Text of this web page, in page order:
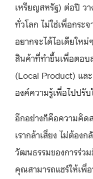
เหรียญสหรัฐ) ต่อปี ว
ทั่วโลก ไม่ใช่เพื่อกระ
อยากจะได้ไอเดียให
สินค้าที่ทำขึ้นเพื่อตอบ
(Local Product) และ
องค์ความรู้เพื่อไปปรั
อีกอย่างก็คือความคิด
เรากล้าเสี่ยง ไม่ต้อง
วัฒนธรรมของการร่ว
คุณสามารถแชร์ให้เพื่